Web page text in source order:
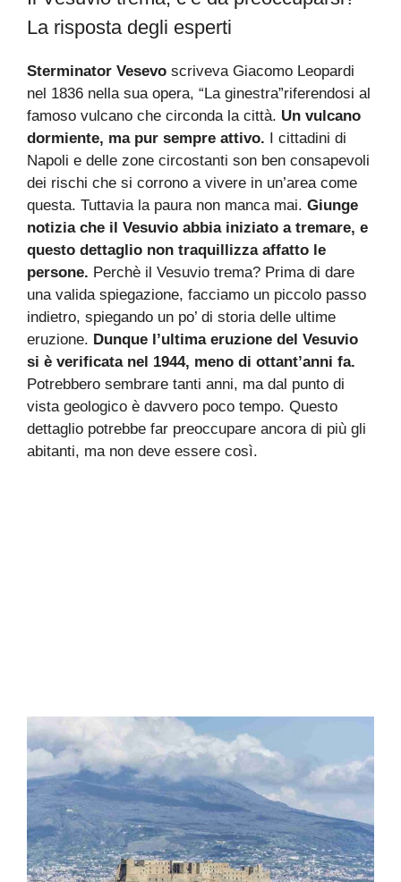
La risposta degli esperti
Sterminator Vesevo scriveva Giacomo Leopardi
nel 1836 nella sua opera, “La ginestra”riferendosi al
famoso vulcano che circonda la città. Un vulcano
dormiente, ma pur sempre attivo. I cittadini di
Napoli e delle zone circostanti son ben consapevoli
dei rischi che si corrono a vivere in un’area come
questa. Tuttavia la paura non manca mai. Giunge
notizia che il Vesuvio abbia iniziato a tremare, e
questo dettaglio non traquillizza affatto le
persone. Perchè il Vesuvio trema? Prima di dare
una valida spiegazione, facciamo un piccolo passo
indietro, spiegando un po’ di storia delle ultime
eruzione. Dunque l’ultima eruzione del Vesuvio
si è verificata nel 1944, meno di ottant’anni fa.
Potrebbero sembrare tanti anni, ma dal punto di
vista geologico è davvero poco tempo. Questo
dettaglio potrebbe far preoccupare ancora di più gli
abitanti, ma non deve essere così.